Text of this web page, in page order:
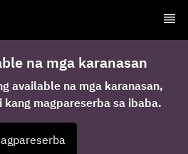
na mga karanasan
available na mga karanasan,
kang magpareserba sa ibaba.